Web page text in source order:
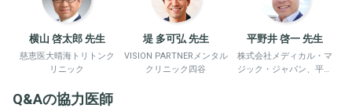
横山 啓太郎 先生
慈恵医大晴海トリトンク
リニック
堤 多可弘 先生
VISION PARTNERメンタル
クリニック四谷
平野井 啓一 先生
株式会社メディカル・マ
ジック・ジャパン、平野
Q&Aの協力医師